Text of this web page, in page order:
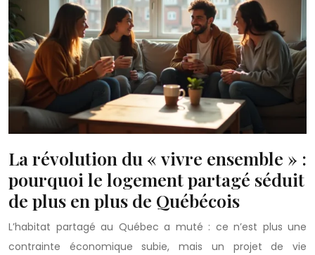
La révolution du « vivre ensemble » :
pourquoi le logement partagé séduit
de plus en plus de Québécois
L’habitat partagé au Québec a muté : ce n’est plus une
contrainte économique subie, mais un projet de vie